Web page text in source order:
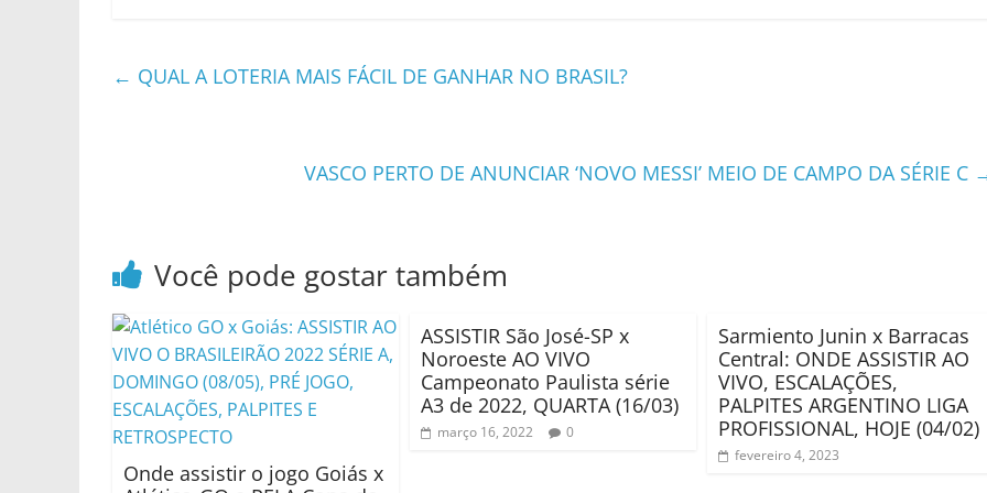
← QUAL A LOTERIA MAIS FÁCIL DE GANHAR NO BRASIL?
VASCO PERTO DE ANUNCIAR ‘NOVO MESSI’ MEIO DE CAMPO DA SÉRIE C
Você pode gostar também
Onde assistir o jogo Goiás x
ASSISTIR São José-SP x
Noroeste AO VIVO
Campeonato Paulista série
A3 de 2022, QUARTA (16/03)
março 16, 2022 0
Sarmiento Junin x Barracas
Central: ONDE ASSISTIR AO
VIVO, ESCALAÇÕES,
PALPITES ARGENTINO LIGA
PROFISSIONAL, HOJE (04/02)
fevereiro 4, 2023